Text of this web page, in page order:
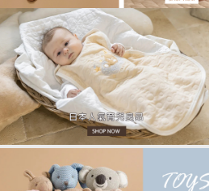
嬰兒
女生
男生
禮品
服務據點
品牌故事